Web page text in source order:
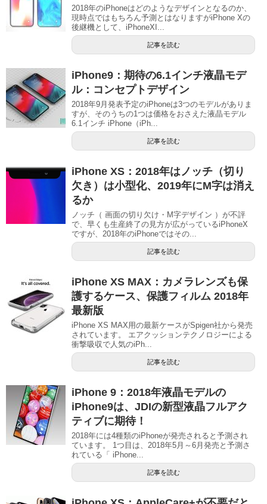
2018年のiPhoneはどのようなデザインとなるのか、
現時点ではもちろん予測とはなりますがiPhone Xの
後継機として、iPhoneXI...
記事を読む
iPhone9：期待の6.1インチ液晶モデ
ル：コンセプトデザイン
2018年9月発表予定のiPhoneは3つのモデルがありま
すが、そのうちの1つは価格をおさえた液晶モデル
6.1インチ iPhone（iPh...
記事を読む
iPhone XS：2018年はノッチ（切り
欠き）は小型化、2019年にM字は消え
るか
ノッチ（ 画面の切り欠け・M字デザイン ）が不評
で、早くも生産終了の見方が広がっているiPhoneX
ですが、2018年のiPhoneではその...
記事を読む
iPhone XS MAX：カメラレンズも保
護するケース、保護フィルム 2018年
最新版
iPhone XS MAX用の最新ケースがSpigen社から発売
されています。 エアクッションテクノロジーによる
衝撃吸収で人気のiPh...
記事を読む
iPhone 9：2018年液晶モデルの
iPhone9は、JDIの新型液晶フルアク
ティブに期待！
2018年には4種類のiPhoneが発売されると予測され
ています。 1つ目は、2018年5月～6月発売と予測さ
れている「 iPhone...
記事を読む